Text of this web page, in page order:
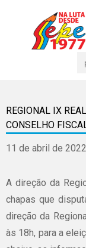
REGIONAL IX
CONSELHO
11 de abril de 2022
A direção da
chapas que
direção da
às 18h, para a